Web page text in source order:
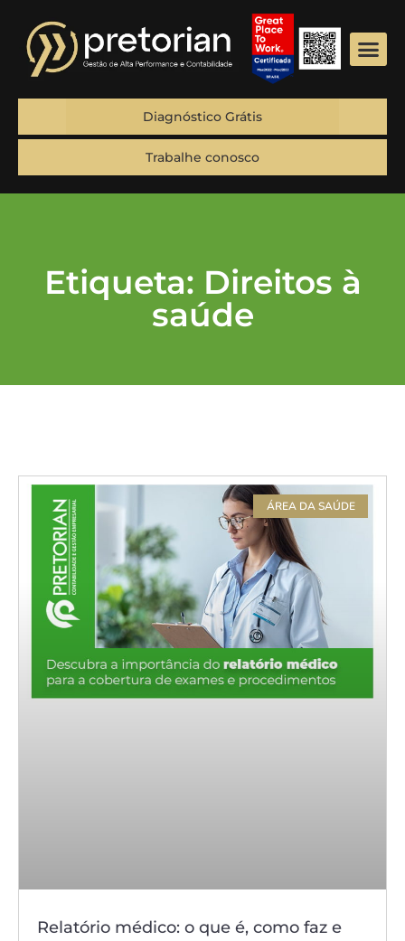
Diagnóstico Grátis
Trabalhe conosco
Etiqueta: Direitos à
saúde
ÁREA DA SAÚDE
Relatório médico: o que é, como faz e